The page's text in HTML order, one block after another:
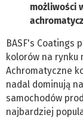
możliwości
BASF's Coatings
kolorów na rynku
Achromatyczne
nadal dominują
samochodów
najbardziej